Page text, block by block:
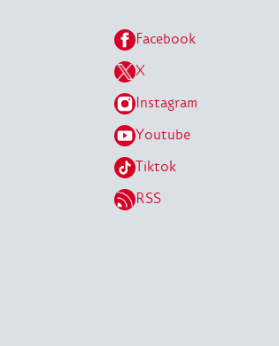
Facebook
X
Instagram
Youtube
Tiktok
RSS